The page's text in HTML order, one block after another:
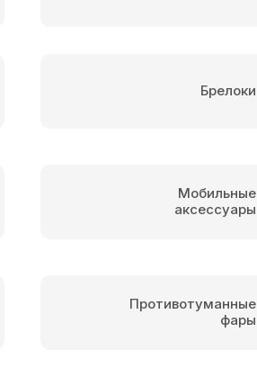
Мобильные
аксессуары
Брелоки
Противотуманные
фары